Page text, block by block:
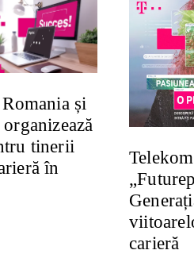
și
tinerii
în
carieră